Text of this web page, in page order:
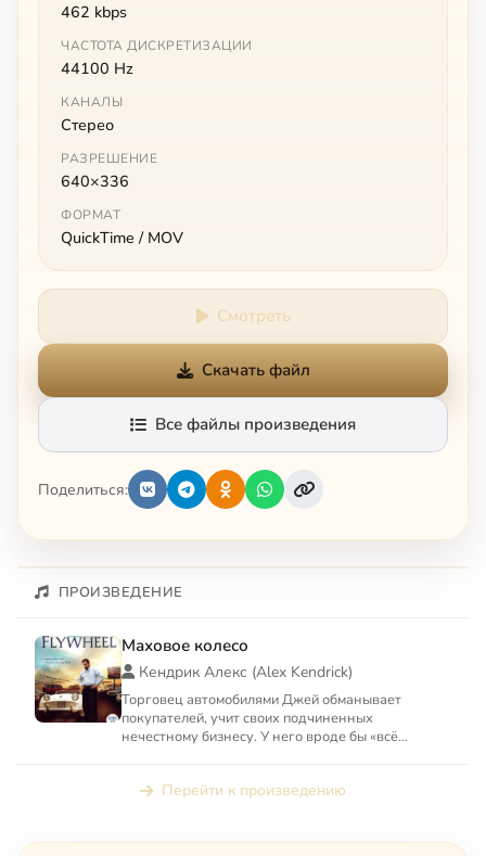
462 kbps
ЧАСТОТА ДИСКРЕТИЗАЦИИ
44100 Hz
КАНАЛЫ
Стерео
РАЗРЕШЕНИЕ
640×336
ФОРМАТ
QuickTime / MOV
Смотреть
Скачать файл
Все файлы произведения
Поделиться:
ПРОИЗВЕДЕНИЕ
Маховое колесо
Кендрик Алекс (Alex Kendrick)
Торговец автомобилями Джей обманывает
покупателей, учит своих подчиненных
нечестному бизнесу. У него вроде бы «всё
Перейти к произведению